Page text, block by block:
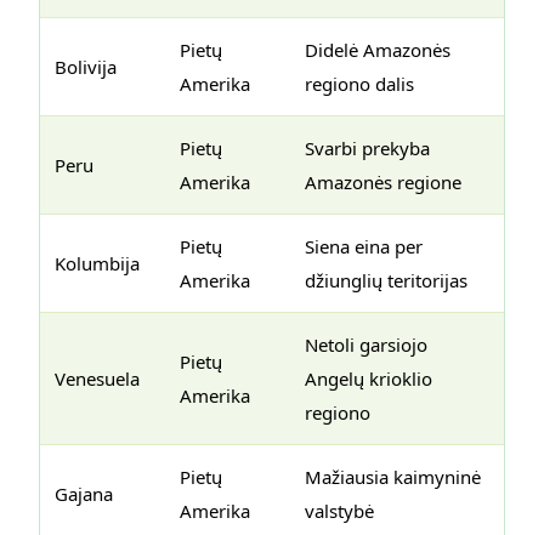
Bolivija
Pietų
Amerika
Didelė Amazonės
regiono dalis
Peru
Pietų
Amerika
Svarbi prekyba
Amazonės regione
Kolumbija
Pietų
Amerika
Siena eina per
džiunglių teritorijas
Venesuela
Pietų
Amerika
Netoli garsiojo
Angelų krioklio
regiono
Gajana
Pietų
Amerika
Mažiausia kaimyninė
valstybė